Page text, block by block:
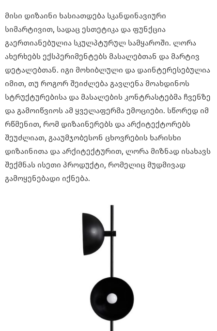
მისი დიზაინი ხასიათდება სკანდინავიური
სიმარტივით, სადაც ესთეტიკა და ფუნქცია
გაერთიანებულია სკულპტურულ სამყაროში. ლორა
ახერხებს ექსპერიმენტებს მასალებთან და მარტივ
დეტალებთან. იგი მოხიბლული და დაინტერესებულია
იმით, თუ როგორ შეიძლება გავლენა მოახდინოს
სტრუქტურებისა და მასალების კონტრასტებმა ჩვენზე
და გამოიწვიოს ამ ყველაფერმა ემოციები. სწორედ იმ
რწმენით, რომ დიზაინერებს და არქიტექტორებს
შეუძლიათ, გააუმჯობესონ ცხოვრების ხარისხი
დიზაინითა და არქიტექტურით, ლორა მიზნად ისახავს
შექმნას ისეთი პროდუქტი, რომელიც მუდმივად
გამოყენებადი იქნება.